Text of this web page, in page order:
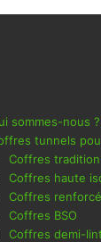
sommes-nous ?
tunnels
Coffres
Coffres haute
Coffres
Coffres BSO
Coffres demi-